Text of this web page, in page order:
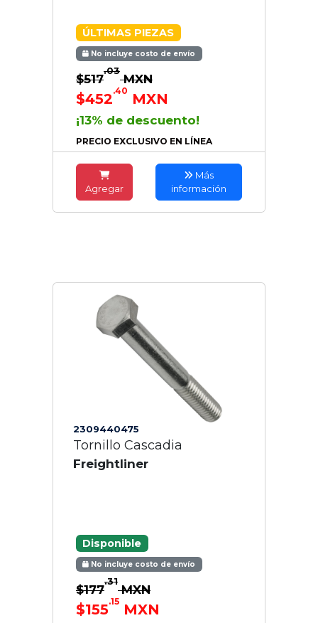
ÚLTIMAS PIEZAS
No incluye costo de envío
$517
.03
MXN
$452.40 MXN
¡13% de descuento!
PRECIO EXCLUSIVO EN LÍNEA
Agregar
Más
información
2309440475
Tornillo Cascadia
Freightliner
Disponible
No incluye costo de envío
$177
.31
MXN
$155.15 MXN